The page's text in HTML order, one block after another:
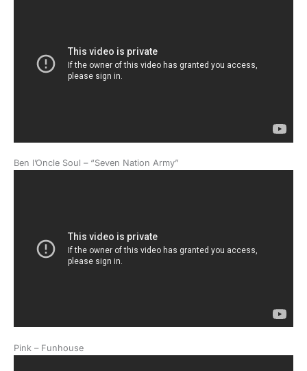
Ben l’Oncle Soul – “Seven Nation Army”
Pink – Funhouse